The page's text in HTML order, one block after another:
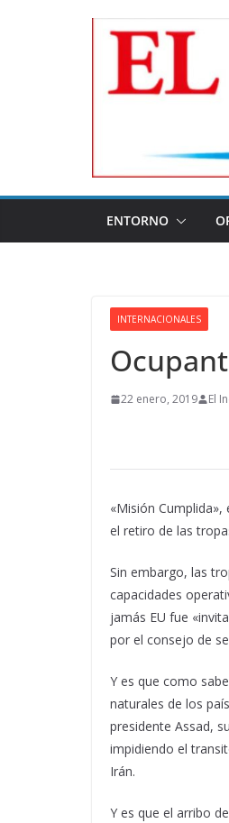
ENTORNO
INTERNACIONALES
22 enero, 2019 El
«Misión
el retiro de las
Sin embargo, las
capacidades
jamás EU fue
por el consejo de
Y es que como
naturales de los
presidente Assad,
impidiendo el
Irán.
Y es que el arribo